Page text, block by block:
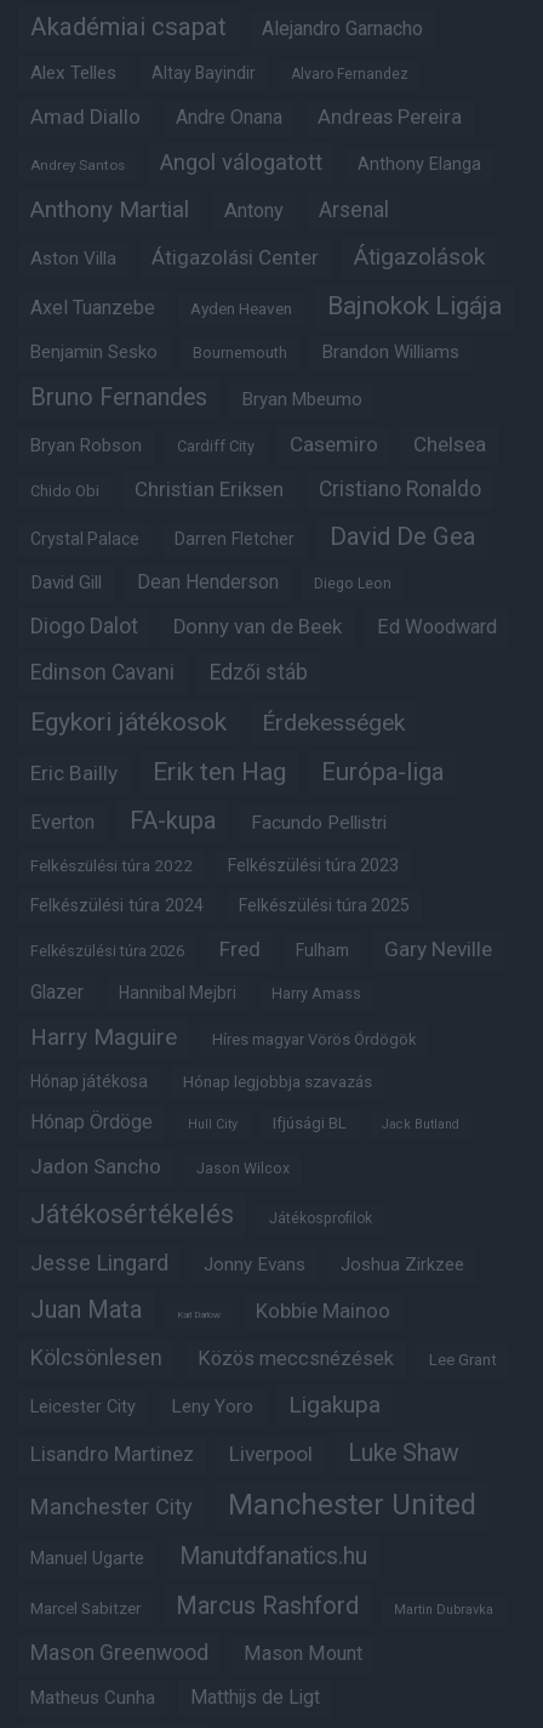
Akadémiai csapat Alejandro Garnacho
Alex Telles Altay Bayindir Alvaro Fernandez
Amad Diallo Andre Onana Andreas Pereira
Andrey Santos Angol válogatott Anthony Elanga
Anthony Martial Antony Arsenal
Aston Villa Átigazolási Center Átigazolások
Axel Tuanzebe Ayden Heaven Bajnokok Ligája
Benjamin Sesko Bournemouth Brandon Williams
Bruno Fernandes Bryan Mbeumo
Bryan Robson Cardiff City Casemiro Chelsea
Chido Obi Christian Eriksen Cristiano Ronaldo
Crystal Palace Darren Fletcher David De Gea
David Gill Dean Henderson Diego Leon
Diogo Dalot Donny van de Beek Ed Woodward
Edinson Cavani Edzői stáb
Egykori játékosok Érdekességek
Eric Bailly Erik ten Hag Európa-liga
Everton FA-kupa Facundo Pellistri
Felkészülési túra 2022 Felkészülési túra 2023
Felkészülési túra 2024 Felkészülési túra 2025
Felkészülési túra 2026 Fred Fulham Gary Neville
Glazer Hannibal Mejbri Harry Amass
Harry Maguire Híres magyar Vörös Ördögök
Hónap játékosa Hónap legjobbja szavazás
Hónap Ördöge Hull City Ifjúsági BL Jack Butland
Jadon Sancho Jason Wilcox
Játékosértékelés Játékosprofilok
Jesse Lingard Jonny Evans Joshua Zirkzee
Juan Mata Karl Darlow Kobbie Mainoo
Kölcsönlesen Közös meccsnézések Lee Grant
Leicester City Leny Yoro Ligakupa
Lisandro Martinez Liverpool Luke Shaw
Manchester City Manchester United
Manuel Ugarte Manutdfanatics.hu
Marcel Sabitzer Marcus Rashford Martin Dubravka
Mason Greenwood Mason Mount
Matheus Cunha Matthijs de Ligt